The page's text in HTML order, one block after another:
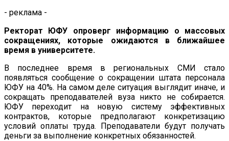
- реклама -
Ректорат ЮФУ опроверг информацию о массовых
сокращениях, которые ожидаются в ближайшее
время в университете.
В последнее время в региональных СМИ стало
появляться сообщение о сокращении штата персонала
ЮФУ на 40%. На самом деле ситуация выглядит иначе, и
сокращать преподавателей вуза никто не собирается.
ЮФУ переходит на новую систему эффективных
контрактов, которые предполагают конкретизацию
условий оплаты труда. Преподаватели будут получать
деньги за выполнение конкретных обязанностей.